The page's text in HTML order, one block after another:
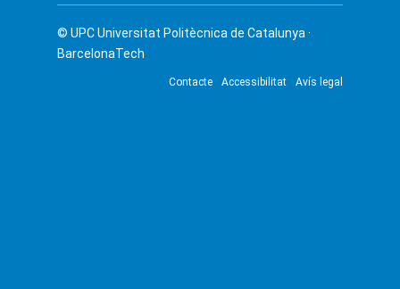
© UPCUniversitat Politècnica de Catalunya ·
BarcelonaTech
Contacte Accessibilitat Avís legal